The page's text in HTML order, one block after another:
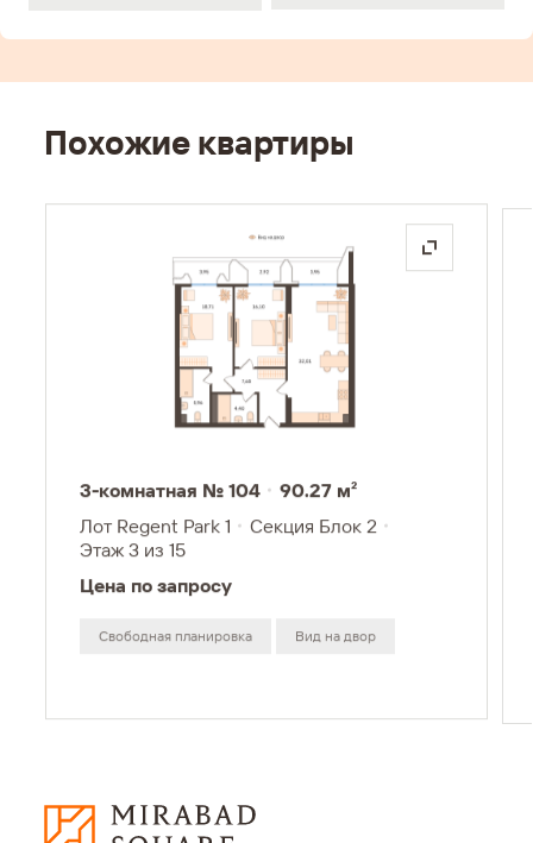
Поделиться
Похожие квартиры
3-комнатная № 104
90.27 м²
Лот Regent Park 1
Секция Блок 2
Этаж 3 из 15
Цена по запросу
Свободная планировка Вид на двор